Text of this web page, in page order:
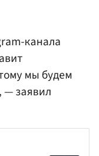
канала
мы будем
— заявил